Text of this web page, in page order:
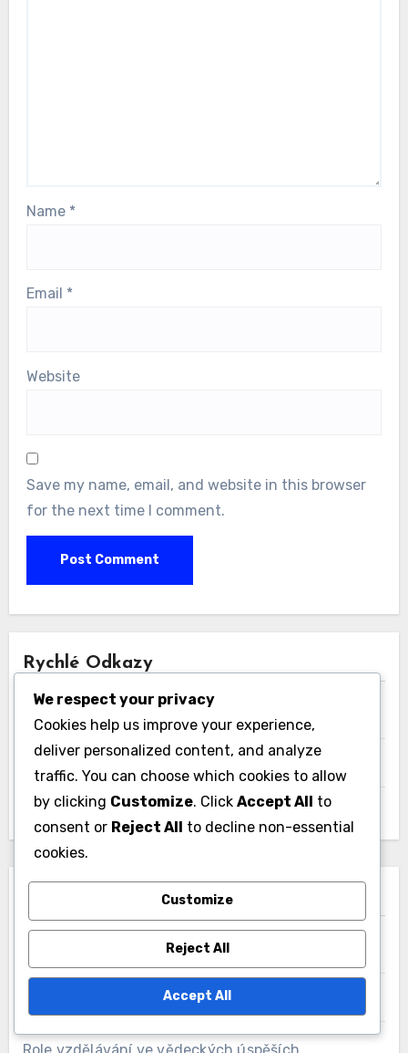
Name *
Email *
Website
Save my name, email, and website in this browser
for the next time I comment.
Rychlé Odkazy
Spojit se
Archiv blogu
Náš příběh
Dopad vědeckých objevů
Financování vědeckých úspěchů
We respect your privacy
Cookies help us improve your experience,
deliver personalized content, and analyze
traffic. You can choose which cookies to allow
by clicking Customize. Click Accept All to
consent or Reject All to decline non-essential
cookies.
Customize
Reject All
Accept All